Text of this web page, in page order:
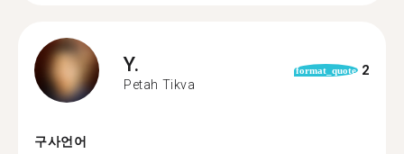
Y.
Petah Tikva
format_quote 2
구사언어